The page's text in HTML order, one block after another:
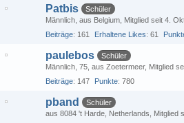
Patbis
Schüler
Männlich aus Belgium Mitglied seit 4.
Beiträge 161 Erhaltene Likes 61
paulebos
Schüler
Männlich 75 aus Zoetermeer Mitglied
Beiträge 147 Punkte 780
pband
Schüler
aus 8084 't Harde, Netherlands
Mitglied